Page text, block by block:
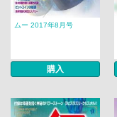
ムー 2017年8月号
購入